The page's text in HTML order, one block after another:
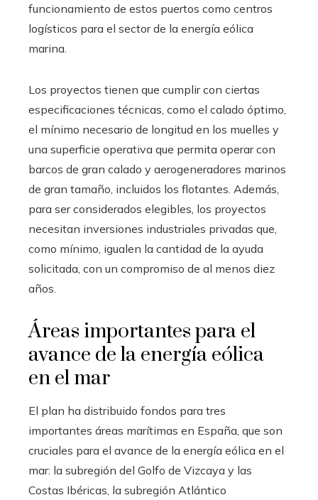
funcionamiento de estos puertos como centros
logísticos para el sector de la energía eólica
marina.
Los proyectos tienen que cumplir con ciertas
especificaciones técnicas, como el calado óptimo,
el mínimo necesario de longitud en los muelles y
una superficie operativa que permita operar con
barcos de gran calado y aerogeneradores marinos
de gran tamaño, incluidos los flotantes. Además,
para ser considerados elegibles, los proyectos
necesitan inversiones industriales privadas que,
como mínimo, igualen la cantidad de la ayuda
solicitada, con un compromiso de al menos diez
años.
Áreas importantes para el
avance de la energía eólica
en el mar
El plan ha distribuido fondos para tres
importantes áreas marítimas en España, que son
cruciales para el avance de la energía eólica en el
mar: la subregión del Golfo de Vizcaya y las
Costas Ibéricas, la subregión Atlántico